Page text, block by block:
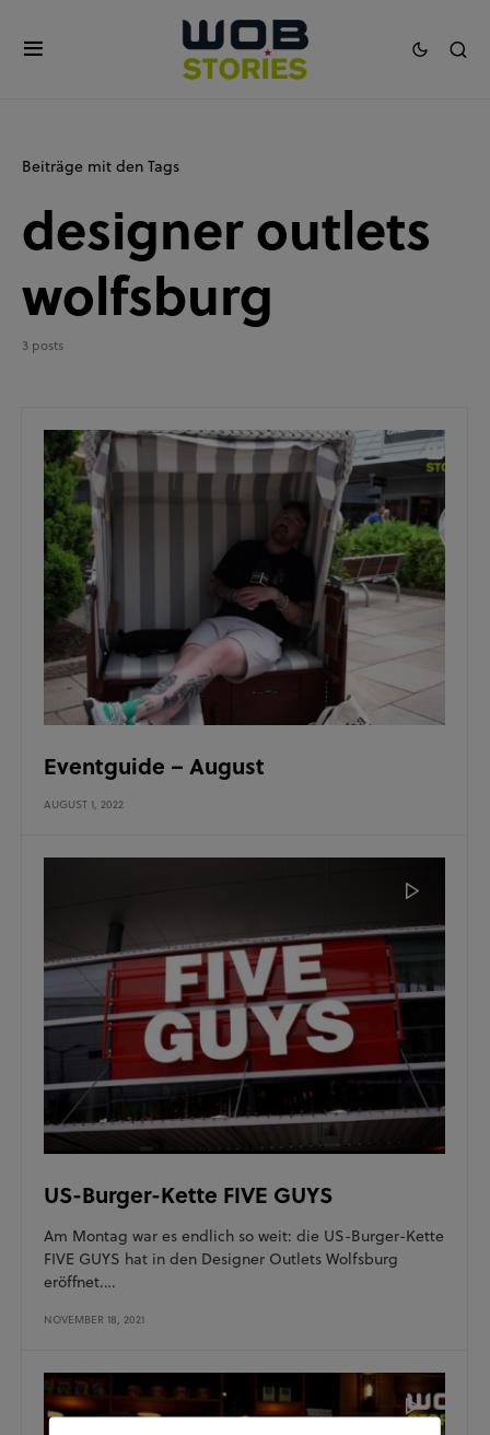
Beiträge mit den Tags
designer outlets
wolfsburg
3 posts
Eventguide – August
AUGUST 1, 2022
US-Burger-Kette FIVE GUYS
Am Montag war es endlich so weit: die US-Burger-Kette
FIVE GUYS hat in den Designer Outlets Wolfsburg
eröffnet.…
NOVEMBER 18, 2021